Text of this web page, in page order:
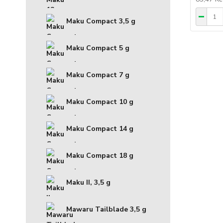
Maku Compact 3,5 g
Maku Compact 5 g
Maku Compact 7 g
Maku Compact 10 g
Maku Compact 14 g
Maku Compact 18 g
Maku II, 3,5 g
Mawaru Tailblade 3,5 g